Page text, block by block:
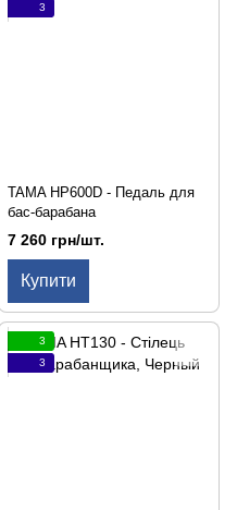
3
TAMA HP600D - Педаль для
бас-барабана
7 260 грн/шт.
Купити
3
3